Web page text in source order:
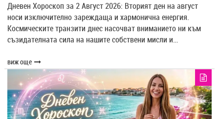
Дневен Хороскоп за 2 Август 2026: Вторият ден на август
носи изключително зареждаща и хармонична енергия.
Космическите транзити днес насочват вниманието ни към
съзидателната сила на нашите собствени мисли и…
виж още